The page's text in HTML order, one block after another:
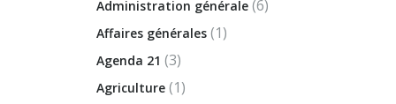
Administration générale (6)
Affaires générales (1)
Agenda 21 (3)
Agriculture (1)